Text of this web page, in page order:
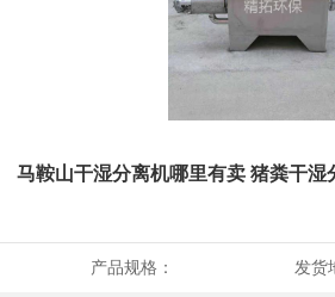
马鞍山干湿分离机哪里有卖 猪粪干湿
产品规格： 发货